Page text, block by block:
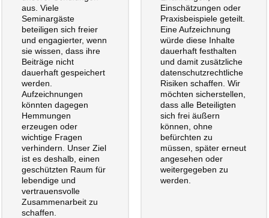
aus. Viele
Seminargäste
beteiligen sich freier
und engagierter, wenn
sie wissen, dass ihre
Beiträge nicht
dauerhaft gespeichert
werden.
Aufzeichnungen
könnten dagegen
Hemmungen
erzeugen oder
wichtige Fragen
verhindern. Unser Ziel
ist es deshalb, einen
geschützten Raum für
lebendige und
vertrauensvolle
Zusammenarbeit zu
schaffen.
Einschätzungen oder
Praxisbeispiele geteilt.
Eine Aufzeichnung
würde diese Inhalte
dauerhaft festhalten
und damit zusätzliche
datenschutzrechtliche
Risiken schaffen. Wir
möchten sicherstellen,
dass alle Beteiligten
sich frei äußern
können, ohne
befürchten zu
müssen, später erneut
angesehen oder
weitergegeben zu
werden.